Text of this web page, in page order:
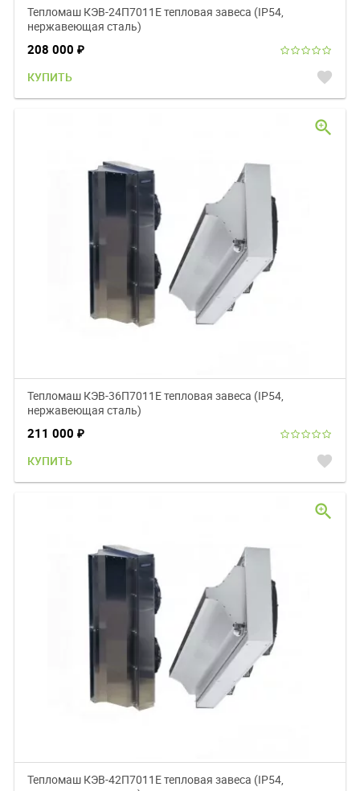
Тепломаш КЭВ-24П7011Е тепловая завеса (IP54,
нержавеющая сталь)
208 000 ₽
КУПИТЬ favorite
Тепломаш КЭВ-36П7011Е тепловая завеса (IP54,
нержавеющая сталь)
211 000 ₽
КУПИТЬ favorite
zoom_in
Тепломаш КЭВ-42П7011Е тепловая завеса (IP54,
zoom_in